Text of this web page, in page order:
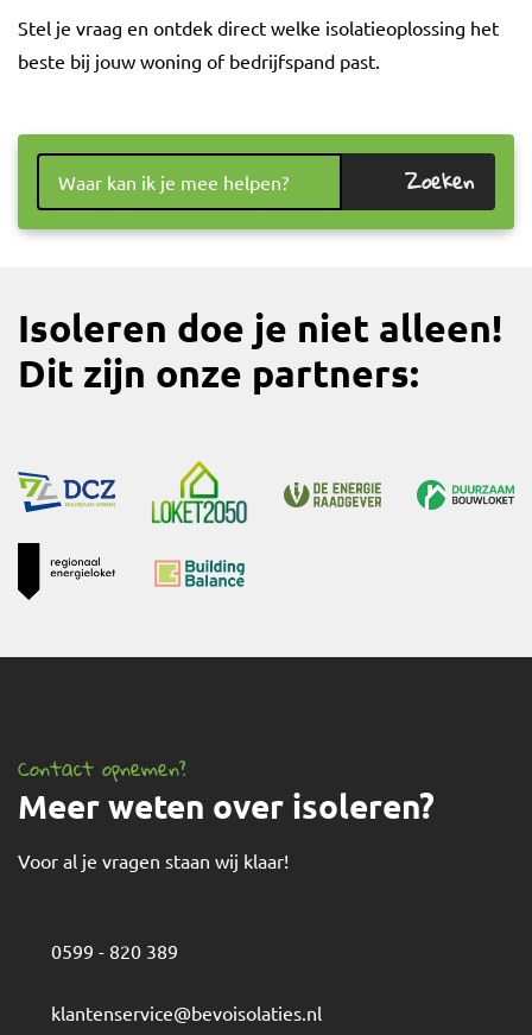
Stel je vraag en ontdek direct welke isolatieoplossing het
beste bij jouw woning of bedrijfspand past.
Zoeken
Isoleren doe je niet alleen!
Dit zijn onze partners:
Contact opnemen?
Meer weten over isoleren?
Voor al je vragen staan wij klaar!
0599 - 820 389
klantenservice@bevoisolaties.nl